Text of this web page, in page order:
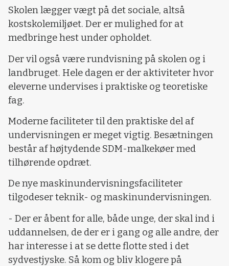
Skolen lægger vægt på det sociale, altså
kostskolemiljøet. Der er mulighed for at
medbringe hest under opholdet.
Der vil også være rundvisning på skolen og i
landbruget. Hele dagen er der aktiviteter hvor
eleverne undervises i praktiske og teoretiske
fag.
Moderne faciliteter til den praktiske del af
undervisningen er meget vigtig. Besætningen
består af højtydende SDM-malkekøer med
tilhørende opdræt.
De nye maskinundervisningsfaciliteter
tilgodeser teknik- og maskinundervisningen.
- Der er åbent for alle, både unge, der skal ind i
uddannelsen, de der er i gang og alle andre, der
har interesse i at se dette flotte sted i det
sydvestjyske. Så kom og bliv klogere på